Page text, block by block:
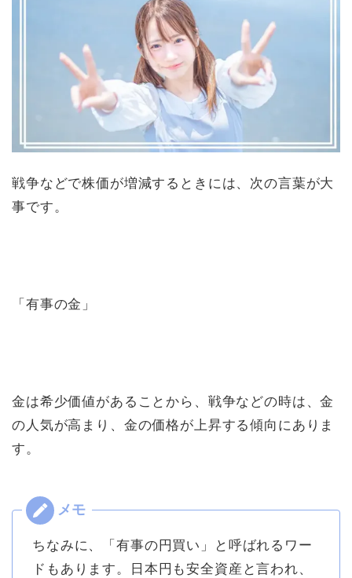
戦争などで株価が増減するときには、次の言葉が大
事です。
「有事の金」
金は希少価値があることから、戦争などの時は、金
の人気が高まり、金の価格が上昇する傾向にありま
す。
ちなみに、「有事の円買い」と呼ばれるワー
ドもあります。日本円も安全資産と言われ、